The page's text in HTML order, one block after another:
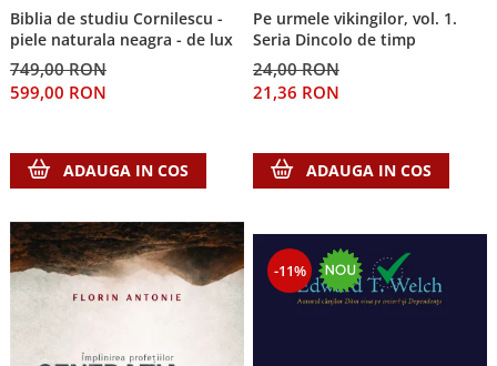
Teologie
A doua venire
Apologetica
Misiune
Contemporaneitate
Devotional
Diverse
Schimbarea caracterului
Biblia de studiu Cornilescu -
piele naturala neagra - de lux
749,00 RON
599,00 RON
ADAUGA IN COS
Pe urmele vikingilor, vol. 1.
Seria Dincolo de timp
24,00 RON
21,36 RON
ADAUGA IN COS
-11%